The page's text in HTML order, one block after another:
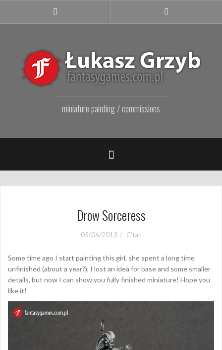
treści
Fanpage
miniature painting / commissions
Drow Sorceress
05/06/2013 C'tan
Some time ago I start painting this girl, she spent a long time
unfinished (about a year?), I lost an idea for base and some smaller
details, but now I can show you fully finished miniature! Hope you
like it!